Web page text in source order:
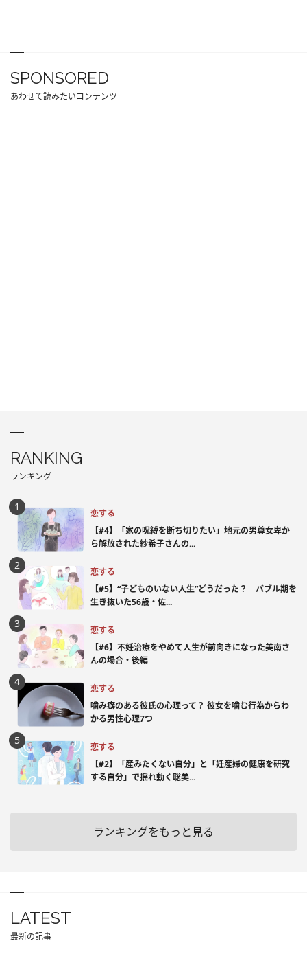
SPONSORED
あわせて読みたいコンテンツ
RANKING
ランキング
恋する
【#4】「家の呪縛を断ち切りたい」地元の男尊女卑か
ら解放された紗希子さんの...
恋する
【#5】“子どものいない人生”どうだった？ バブル期を
生き抜いた56歳・佐...
恋する
【#6】不妊治療をやめて人生が前向きになった美南さ
んの場合・後編
恋する
噛み癖のある彼氏の心理って？ 彼女を噛む行為からわ
かる男性心理7つ
恋する
【#2】「産みたくない自分」と「妊産婦の健康を研究
する自分」で揺れ動く聡美...
ランキングをもっと見る
LATEST
最新の記事